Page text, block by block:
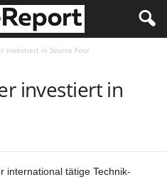
investiert in Source Four
investiert in
international tätige Technik-